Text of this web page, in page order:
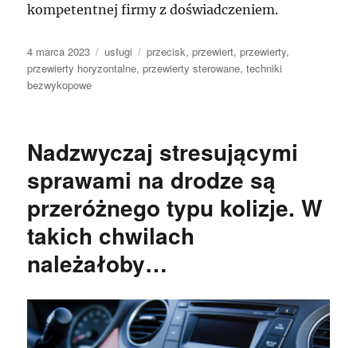
kompetentnej firmy z doświadczeniem.
Data
publikacji
4 marca 2023 Kategorie
usługi Tagi
przecisk,przewiert,przewierty,
przewierty horyzontalne,przewierty sterowane,techniki
bezwykopowe
Nadzwyczaj stresującymi
sprawami na drodze są
przeróżnego typu kolizje. W
takich chwilach
należałoby…